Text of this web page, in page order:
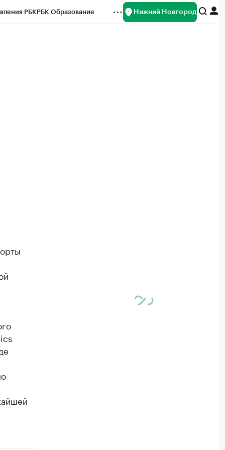
РБКРБК Образование Нижний Новгород